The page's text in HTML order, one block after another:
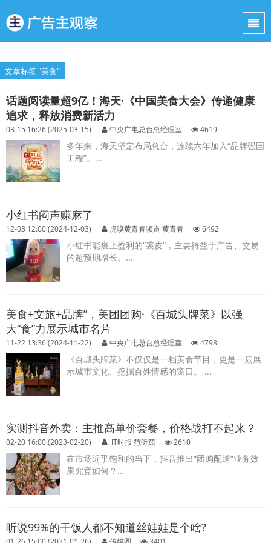
文章标签 "美食"
话题阅读量超9亿！海天·《中国美食大会》传递健康
追求，释放消费新活力
03-15 16:26 (2025-03-15) 中央广电总台总经理室 4619
多年来，海天坚定布局总台，连续六年加入“品牌强国
工程”。...
小红书闷声赚麻了
12-03 12:00 (2024-12-03) 虎嗅黄青春频道 黄青春 6492
小红书能裹上盈利的“裘皮”，主要得益于广告、交易
的超预期增长。...
美食+文旅+品牌”，美团团购·《百城头牌菜》以强
大“食”力展示城市名片
11-22 13:36 (2024-11-22) 中央广电总台总经理室 4798
《百城头牌菜》不仅仅是一档美食节目，更是一扇展
示城市文化、挖掘百姓情感的窗口。 ...
实测抖音外卖：主推高单价套餐，价格战打不起来？
02-20 16:00 (2023-02-20) IT时报 范昕茹 2610
在市场近乎饱和的当下，抖音推出“团购配送”业务效
果究竟如何？...
听说99%的干饭人都不知道丝娃娃是个啥?